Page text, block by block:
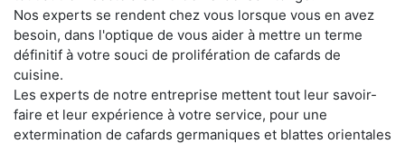
Nos experts se rendent chez vous lorsque vous en avez
besoin, dans l'optique de vous aider à mettre un terme
définitif à votre souci de prolifération de cafards de
cuisine.
Les experts de notre entreprise mettent tout leur savoir-
faire et leur expérience à votre service, pour une
extermination de cafards germaniques et blattes orientales